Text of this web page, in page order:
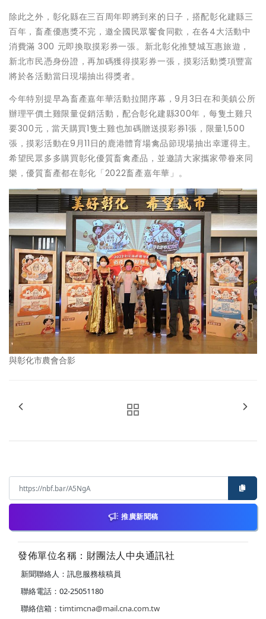
除此之外，彰化縣在三百周年即將到來的日子，搭配彰化建縣三
百年，畜產優惠獎不完，邀全國民眾饗食同歡，在各4大活動中
消費滿 300 元即換取摸彩券一張。新北彰化推雙城互惠旅遊，
新北市民憑身份證，再加碼獲得摸彩券一張，摸彩活動獎項豐富
將於各活動當日現場抽出得獎者。
今年特別提早為畜產嘉年華活動拉開序幕，9月3日在和美鎮公所
辦理平價土雞限量促銷活動，配合彰化建縣300年，每隻土雞只
要300元，當天購買1隻土雞也加碼贈送摸彩券1張，限量1,500
張，摸彩活動在9月11日的鹿港體育場禽品節現場抽出幸運得主。
希望民眾多多購買彰化優質畜禽產品，並邀請大家攜家帶眷來同
樂，優質畜產都在彰化「2022畜產嘉年華」。
與彰化市農會合影
推廣新聞稿
發佈單位名稱：財團法人中央通訊社
新聞聯絡人：訊息服務核稿員
聯絡電話：02-25051180
聯絡信箱： timtimcna@mail.cna.com.tw